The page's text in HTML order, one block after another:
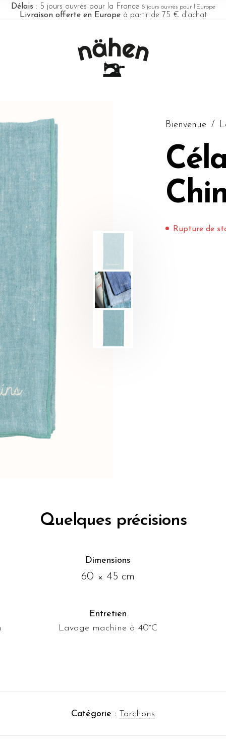
Délais : 5 jours ouvrés pour la France 8 jours ouvrés pour l'Europe
Livraison offerte en Europeà partir de 75 € d'achat
Bienvenue /
Rupture de
Quelques précisions
Dimensions
60 × 45 cm
Entretien
Lavage machine à 40°C
Catégorie : Torchons